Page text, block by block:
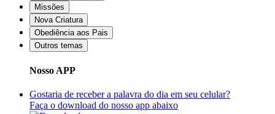
Missões
Nova Criatura
Obediência aos Pais
Outros temas
Nosso APP
Gostaria de receber a palavra do dia em seu celular?
Faça o download do nosso app abaixo